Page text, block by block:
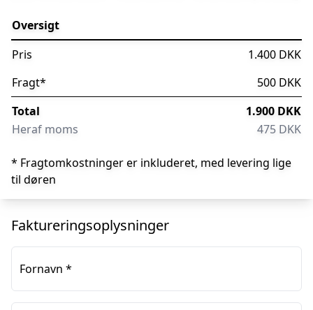
Oversigt
Pris
1.400 DKK
Fragt*
500 DKK
Total
1.900 DKK
Heraf moms
475 DKK
* Fragtomkostninger er inkluderet, med levering lige
til døren
Faktureringsoplysninger
Fornavn *